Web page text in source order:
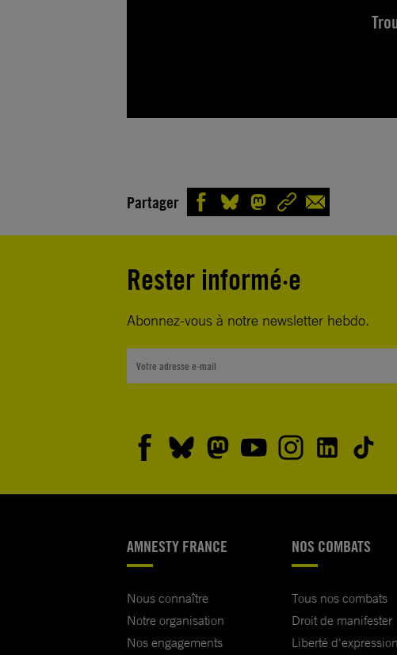
Partager
Rester informé·e
Abonnez-vous à notre newsletter hebdo.
AMNESTY FRANCE
Nous connaître
Notre organisation
Nos engagements
NOS COMBATS
Tous nos combats
Droit de manifester
Liberté d'expression